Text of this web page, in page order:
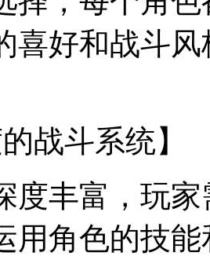
喜好和战斗
战斗系统】
度丰富，玩
用角色的技